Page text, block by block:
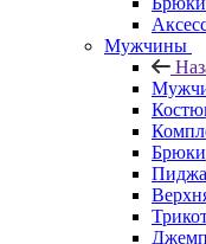
Мужчины
Брюки